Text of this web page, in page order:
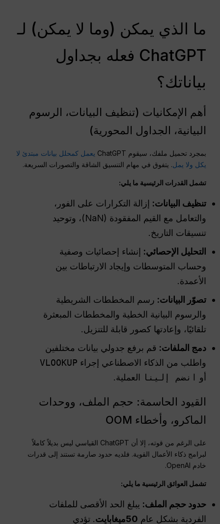
ما الذي يمكن (وما لا يمكن) لـ
ChatGPT فعله بجداول
بياناتك؟
أهم الإمكانيات (تنظيف البيانات، الرسوم
البيانية، الجداول المحورية)
بمجرد تحميل ملفك، سيقوم ChatGPT
يعمل كمحلل بيانات مبتدئ لا
يكل ولا يمل. يتفوق في مهام التنسيق الشاقة والتصورات السريعة.
تشمل القدرات الرئيسية ما يلي:
تنظيف البيانات: إزالة التكرارات على الفور،
والتعامل مع القيم المفقودة (NaN)، وتوحيد
تنسيقات التاريخ.
التحليل الإحصائي: إنشاء إحصائيات وصفية
وحساب المتوسطات وإيجاد الارتباطات بين
الأعمدة.
تصوّر البيانات: رسم المخططات الشريطية
والرسوم البيانية الخطية والمخططات المبعثرة
تلقائيًا، وإعادتها كصور قابلة للتنزيل.
دمج الملفات: قم برفع جدولي بيانات مختلفين
واطلب من الذكاء الاصطناعي إجراء VLOOKUP
أو انضم إلينا العملية.
القيود الحاسمة: حجم الملف، ووحدات
الماكرو، وأخطاء OOM
على الرغم من قوته، إلا أن ChatGPT القياسي ليس بديلاً كاملاً
لبرامج ذكاء الأعمال القوية. فلديه حدود صارمة تستند إلى قدرات
خادم OpenAI.
تشمل العوائق الرئيسية ما يلي:
حدود حجم الملف: يبلغ الحد الأقصى للملفات
الفردية بشكل عام 50ميغابايت. تؤدي